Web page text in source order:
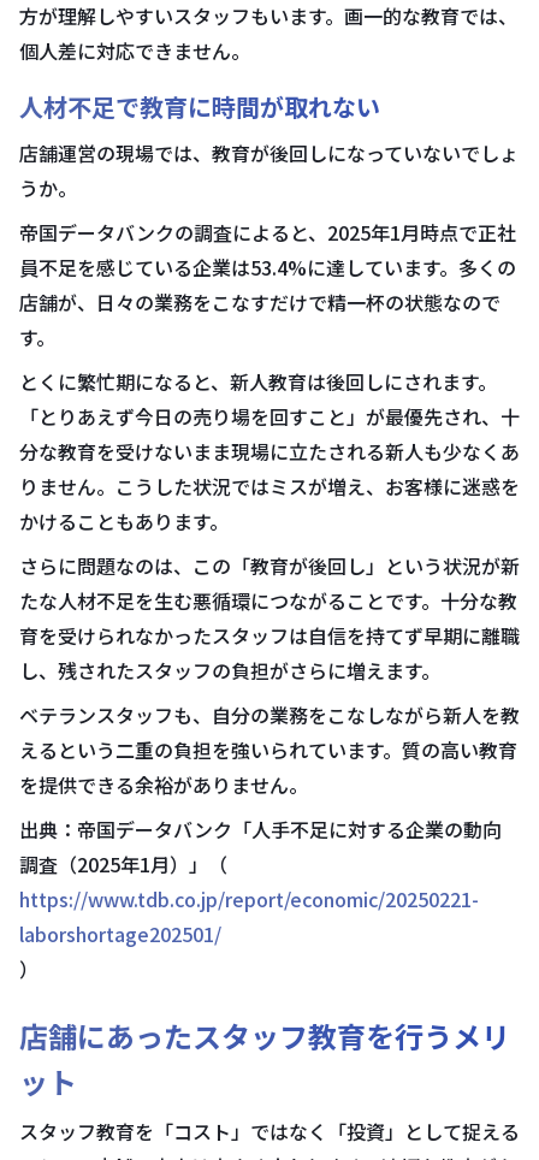
方が理解しやすいスタッフもいます。画一的な教育では、
個人差に対応できません。
人材不足で教育に時間が取れない
店舗運営の現場では、教育が後回しになっていないでしょ
うか。
帝国データバンクの調査によると、2025年1月時点で正社
員不足を感じている企業は53.4%に達しています。多くの
店舗が、日々の業務をこなすだけで精一杯の状態なので
す。
とくに繁忙期になると、新人教育は後回しにされます。
「とりあえず今日の売り場を回すこと」が最優先され、十
分な教育を受けないまま現場に立たされる新人も少なくあ
りません。こうした状況ではミスが増え、お客様に迷惑を
かけることもあります。
さらに問題なのは、この「教育が後回し」という状況が新
たな人材不足を生む悪循環につながることです。十分な教
育を受けられなかったスタッフは自信を持てず早期に離職
し、残されたスタッフの負担がさらに増えます。
ベテランスタッフも、自分の業務をこなしながら新人を教
えるという二重の負担を強いられています。質の高い教育
を提供できる余裕がありません。
出典：帝国データバンク「人手不足に対する企業の動向
調査（2025年1月）」（
https://www.tdb.co.jp/report/economic/20250221-
laborshortage202501/
）
店舗にあったスタッフ教育を行うメリ
ット
スタッフ教育を「コスト」ではなく「投資」として捉える